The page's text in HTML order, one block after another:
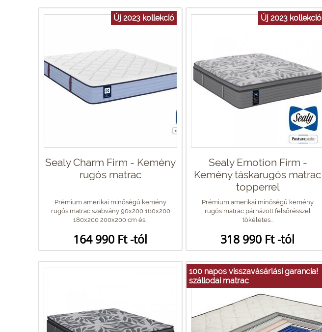
Új 2023 kollekció
Sealy Charm Firm - Kemény
rugós matrac
Prémium amerikai minőségű kemény
rugós matrac szabvány 90x200 160x200
180x200 200x200 cm és...
164 990 Ft -tól
Új 2023 kollekció
Sealy Emotion Firm -
Kemény táskarugós matrac
topperrel
Prémium amerikai minőségű kemény
rugós matrac párnázott felsőrésszel
tökéletes...
318 990 Ft -tól
100 napos visszavásárlási garancia!
szállodai matrac